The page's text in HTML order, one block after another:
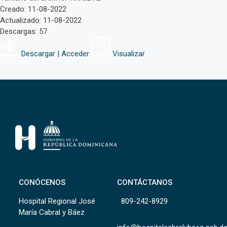
Creado: 11-08-2022
Actualizado: 11-08-2022
Descargas: 57
Descargar | Acceder Visualizar
CONÓCENOS
Hospital Regional José
María Cabral y Báez
CONTÁCTANOS
809-242-8929